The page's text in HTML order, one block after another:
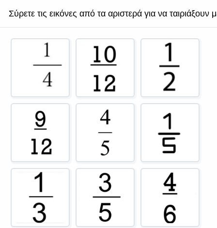
Σύρετε τις εικόνες από τα αριστερά για να ταιριάξουν